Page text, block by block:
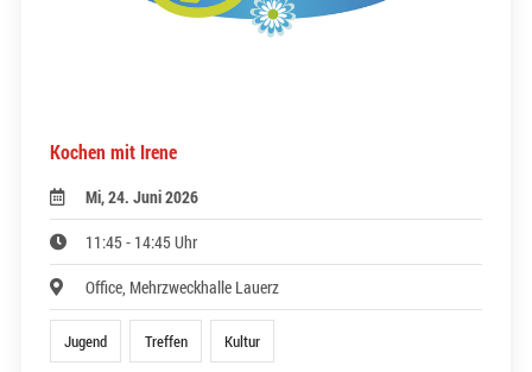
Kochen mit Irene
Mi, 24. Juni 2026
11:45 - 14:45 Uhr
Office, Mehrzweckhalle Lauerz
Jugend Treffen Kultur